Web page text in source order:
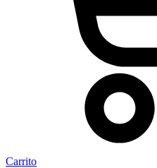
Carrito